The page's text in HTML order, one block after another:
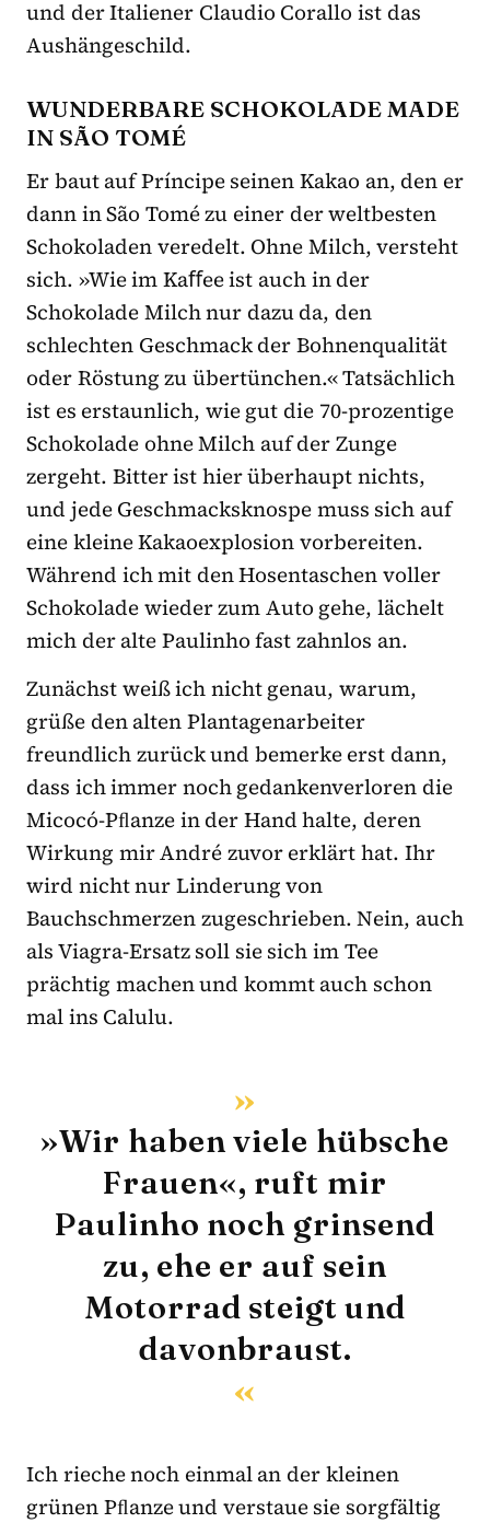
und der Italiener Claudio Corallo ist das
Aushängeschild.
WUNDERBARE SCHOKOLADE MADE
IN SÃO TOMÉ
Er baut auf Príncipe seinen Kakao an, den er
dann in São Tomé zu einer der weltbesten
Schokoladen veredelt. Ohne Milch, versteht
sich. »Wie im Kaﬀee ist auch in der
Schokolade Milch nur dazu da, den
schlechten Geschmack der Bohnenqualität
oder Röstung zu übertünchen.« Tatsächlich
ist es erstaunlich, wie gut die 70-prozentige
Schokolade ohne Milch auf der Zunge
zergeht. Bitter ist hier überhaupt nichts,
und jede Geschmacksknospe muss sich auf
eine kleine Kakaoexplosion vorbereiten.
Während ich mit den Hosentaschen voller
Schokolade wieder zum Auto gehe, lächelt
mich der alte Paulinho fast zahnlos an.
Zunächst weiß ich nicht genau, warum,
grüße den alten Plantagenarbeiter
freundlich zurück und bemerke erst dann,
dass ich immer noch gedankenverloren die
Micocó-Pﬂanze in der Hand halte, deren
Wirkung mir André zuvor erklärt hat. Ihr
wird nicht nur Linderung von
Bauchschmerzen zugeschrieben. Nein, auch
als Viagra-Ersatz soll sie sich im Tee
prächtig machen und kommt auch schon
mal ins Calulu.
»Wir haben viele hübsche
Frauen«, ruft mir
Paulinho noch grinsend
zu, ehe er auf sein
Motorrad steigt und
davonbraust.
Ich rieche noch einmal an der kleinen
grünen Pﬂanze und verstaue sie sorgfältig